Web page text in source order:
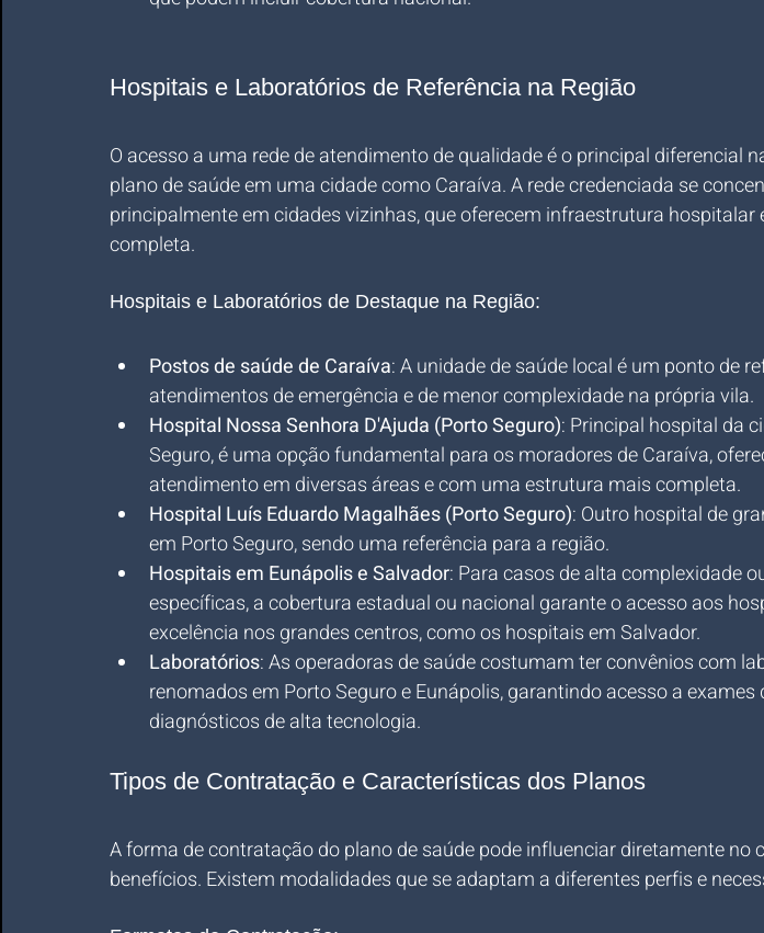
Hospitais e Laboratórios de Referência na Região
O acesso a uma rede de atendimento de qualidade é o principal diferencial
plano de saúde em uma cidade como Caraíva. A rede credenciada se
principalmente em cidades vizinhas, que oferecem infraestrutura hospitalar
completa.
Hospitais e Laboratórios de Destaque na Região:
Postos de saúde de Caraíva: A unidade de saúde local é um ponto de
atendimentos de emergência e de menor complexidade na própria vila.
Hospital Nossa Senhora D'Ajuda (Porto Seguro): Principal hospital da
Seguro, é uma opção fundamental para os moradores de Caraíva,
atendimento em diversas áreas e com uma estrutura mais completa.
Hospital Luís Eduardo Magalhães (Porto Seguro): Outro hospital de
em Porto Seguro, sendo uma referência para a região.
Hospitais em Eunápolis e Salvador: Para casos de alta complexidade
específicas, a cobertura estadual ou nacional garante o acesso aos
excelência nos grandes centros, como os hospitais em Salvador.
Laboratórios: As operadoras de saúde costumam ter convênios com
renomados em Porto Seguro e Eunápolis, garantindo acesso a exames
diagnósticos de alta tecnologia.
Tipos de Contratação e Características dos Planos
A forma de contratação do plano de saúde pode influenciar diretamente no
benefícios. Existem modalidades que se adaptam a diferentes perfis e